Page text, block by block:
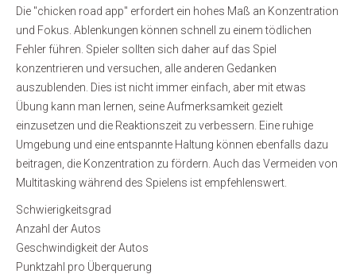
Die "chicken road app" erfordert ein hohes Maß an Konzentration
und Fokus. Ablenkungen können schnell zu einem tödlichen
Fehler führen. Spieler sollten sich daher auf das Spiel
konzentrieren und versuchen, alle anderen Gedanken
auszublenden. Dies ist nicht immer einfach, aber mit etwas
Übung kann man lernen, seine Aufmerksamkeit gezielt
einzusetzen und die Reaktionszeit zu verbessern. Eine ruhige
Umgebung und eine entspannte Haltung können ebenfalls dazu
beitragen, die Konzentration zu fördern. Auch das Vermeiden von
Multitasking während des Spielens ist empfehlenswert.
Schwierigkeitsgrad
Anzahl der Autos
Geschwindigkeit der Autos
Punktzahl pro Überquerung